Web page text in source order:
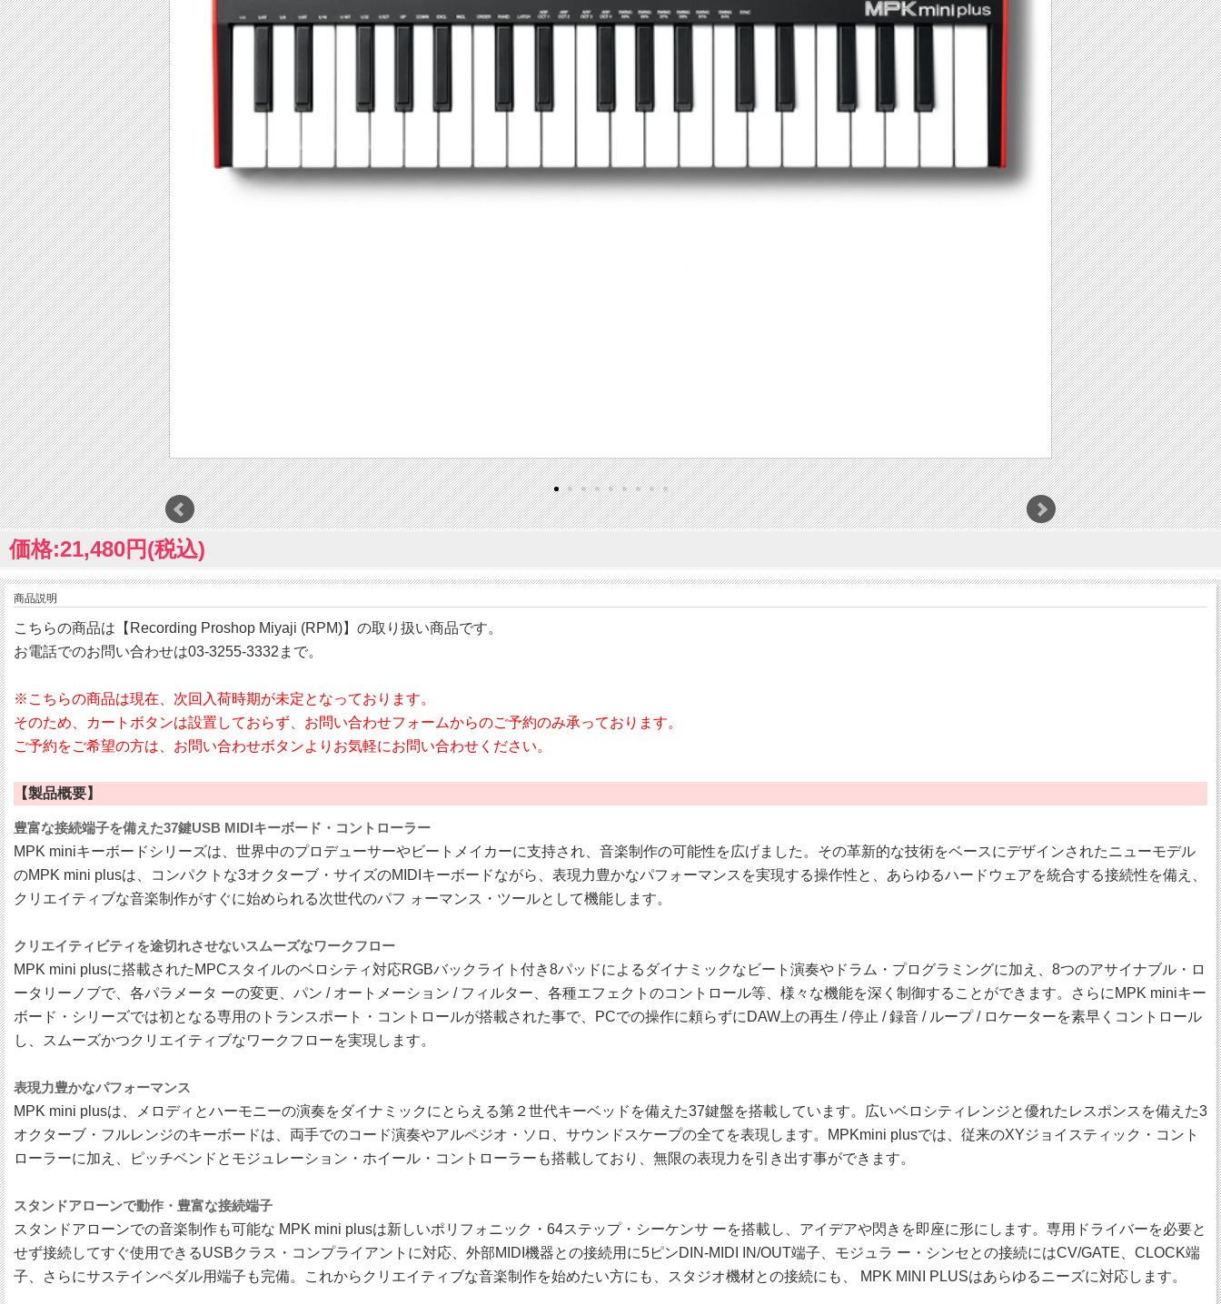
価格:21,480円(税込)
商品説明
こちらの商品は【Recording Proshop Miyaji (RPM)】の取り扱い商品です。
お電話でのお問い合わせは03-3255-3332まで。
※こちらの商品は現在、次回入荷時期が未定となっております。
そのため、カートボタンは設置しておらず、お問い合わせフォームからのご予約のみ承っております。
ご予約をご希望の方は、お問い合わせボタンよりお気軽にお問い合わせください。
【製品概要】
豊富な接続端子を備えた37鍵USB MIDIキーボード・コントローラー
MPK miniキーボードシリーズは、世界中のプロデューサーやビートメイカーに支持され、音楽制作の可能性を広げました。その革新的な技術をベースにデザインされたニューモデル
のMPK mini plusは、コンパクトな3オクターブ・サイズのMIDIキーボードながら、表現力豊かなパフォーマンスを実現する操作性と、あらゆるハードウェアを統合する接続性を備え、
クリエイティブな音楽制作がすぐに始められる次世代のパフ ォーマンス・ツールとして機能します。
クリエイティビティを途切れさせないスムーズなワークフロー
MPK mini plusに搭載されたMPCスタイルのベロシティ対応RGBバックライト付き8パッドによるダイナミックなビート演奏やドラム・プログラミングに加え、8つのアサイナブル・ロ
ータリーノブで、各パラメータ ーの変更、パン / オートメーション / フィルター、各種エフェクトのコントロール等、様々な機能を深く制御することができます。さらにMPK miniキー
ボード・シリーズでは初となる専用のトランスポート・コントロールが搭載された事で、PCでの操作に頼らずにDAW上の再生 / 停止 / 録音 / ループ / ロケーターを素早くコントロール
し、スムーズかつクリエイティブなワークフローを実現します。
表現力豊かなパフォーマンス
MPK mini plusは、メロディとハーモニーの演奏をダイナミックにとらえる第２世代キーベッドを備えた37鍵盤を搭載しています。広いベロシティレンジと優れたレスポンスを備えた3
オクターブ・フルレンジのキーボードは、両手でのコード演奏やアルペジオ・ソロ、サウンドスケープの全てを表現します。MPKmini plusでは、従来のXYジョイスティック・コント
ローラーに加え、ピッチベンドとモジュレーション・ホイール・コントローラーも搭載しており、無限の表現力を引き出す事ができます。
スタンドアローンで動作・豊富な接続端子
スタンドアローンでの音楽制作も可能な MPK mini plusは新しいポリフォニック・64ステップ・シーケンサ ーを搭載し、アイデアや閃きを即座に形にします。専用ドライバーを必要と
せず接続してすぐ使用できるUSBクラス・コンプライアントに対応、外部MIDI機器との接続用に5ピンDIN-MIDI IN/OUT端子、モジュラ ー・シンセとの接続にはCV/GATE、CLOCK端
子、さらにサステインペダル用端子も完備。これからクリエイティブな音楽制作を始めたい方にも、スタジオ機材との接続にも、 MPK MINI PLUSはあらゆるニーズに対応します。